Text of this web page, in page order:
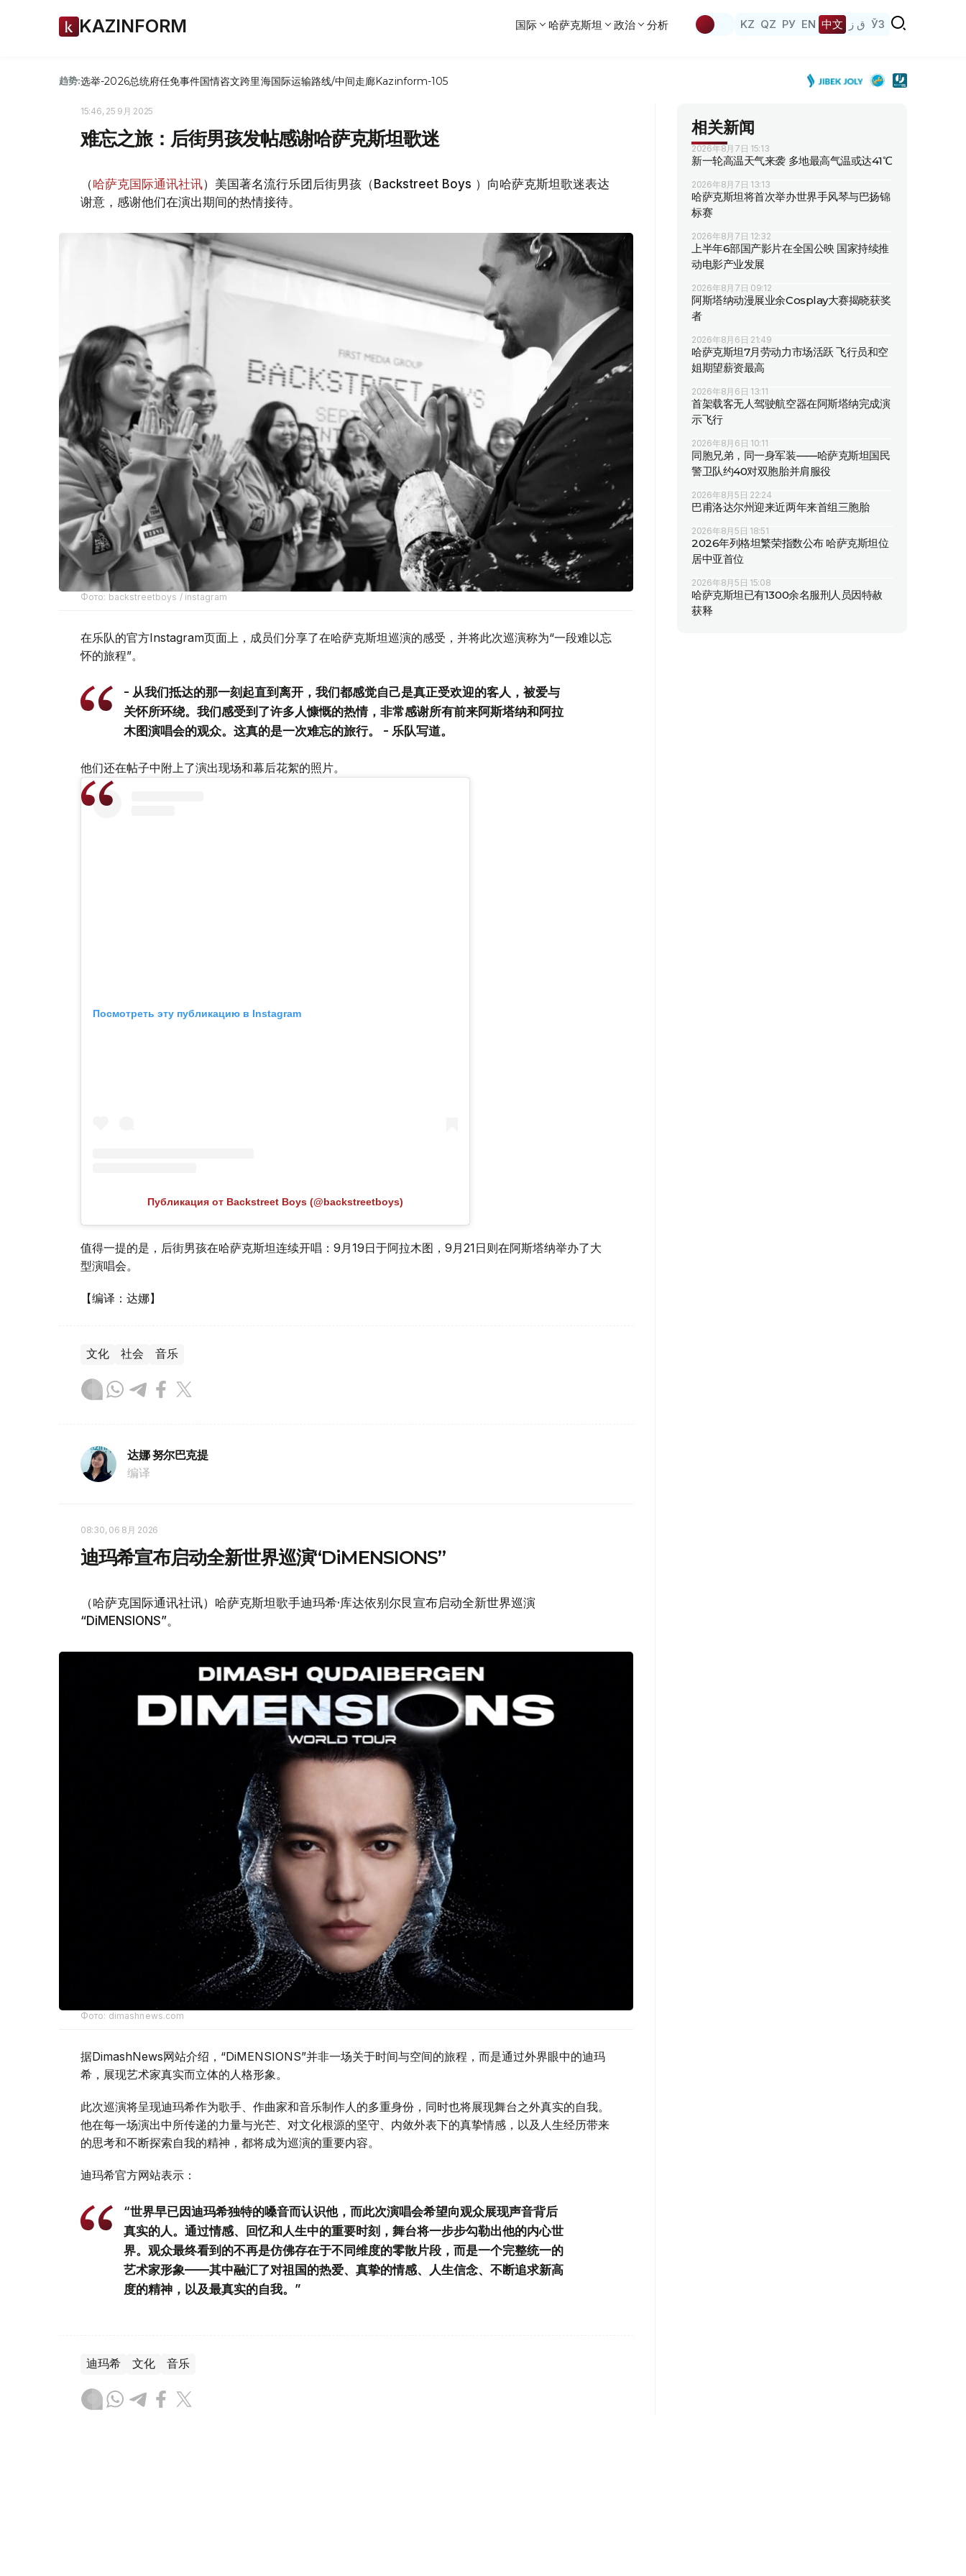
KAZINFORM 国际 哈萨克斯坦 政治 分析 KZ QZ РУ EN 中文 ق ز ЎЗ
趋势:选举-2026总统府任免事件国情咨文跨里海国际运输路线/中间走廊Kazinform-105
15:46, 25 9月 2025
难忘之旅：后街男孩发帖感谢哈萨克斯坦歌迷
（哈萨克国际通讯社讯）美国著名流行乐团后街男孩（Backstreet Boys ）向哈萨克斯坦歌迷表达
谢意，感谢他们在演出期间的热情接待。
Фото: backstreetboys / instagram
在乐队的官方Instagram页面上，成员们分享了在哈萨克斯坦巡演的感受，并将此次巡演称为“一段难以忘
怀的旅程”。
- 从我们抵达的那一刻起直到离开，我们都感觉自己是真正受欢迎的客人，被爱与
关怀所环绕。我们感受到了许多人慷慨的热情，非常感谢所有前来阿斯塔纳和阿拉
木图演唱会的观众。这真的是一次难忘的旅行。 - 乐队写道。
他们还在帖子中附上了演出现场和幕后花絮的照片。
Посмотреть эту публикацию в Instagram
Публикация от Backstreet Boys (@backstreetboys)
值得一提的是，后街男孩在哈萨克斯坦连续开唱：9月19日于阿拉木图，9月21日则在阿斯塔纳举办了大
型演唱会。
【编译：达娜】
文化 社会 音乐
达娜 努尔巴克提
编译
08:30, 06 8月 2026
迪玛希宣布启动全新世界巡演“DiMENSIONS”
（哈萨克国际通讯社讯）哈萨克斯坦歌手迪玛希·库达依别尔艮宣布启动全新世界巡演
“DiMENSIONS”。
Фото: dimashnews.com
据DimashNews网站介绍，“DiMENSIONS”并非一场关于时间与空间的旅程，而是通过外界眼中的迪玛
希，展现艺术家真实而立体的人格形象。
此次巡演将呈现迪玛希作为歌手、作曲家和音乐制作人的多重身份，同时也将展现舞台之外真实的自我。
他在每一场演出中所传递的力量与光芒、对文化根源的坚守、内敛外表下的真挚情感，以及人生经历带来
的思考和不断探索自我的精神，都将成为巡演的重要内容。
迪玛希官方网站表示：
“世界早已因迪玛希独特的嗓音而认识他，而此次演唱会希望向观众展现声音背后
真实的人。通过情感、回忆和人生中的重要时刻，舞台将一步步勾勒出他的内心世
界。观众最终看到的不再是仿佛存在于不同维度的零散片段，而是一个完整统一的
艺术家形象——其中融汇了对祖国的热爱、真挚的情感、人生信念、不断追求新高
度的精神，以及最真实的自我。”
迪玛希 文化 音乐
相关新闻
2026年8月7日 15:13
新一轮高温天气来袭 多地最高气温或达41℃
2026年8月7日 13:13
哈萨克斯坦将首次举办世界手风琴与巴扬锦
标赛
2026年8月7日 12:32
上半年6部国产影片在全国公映 国家持续推
动电影产业发展
2026年8月7日 09:12
阿斯塔纳动漫展业余Cosplay大赛揭晓获奖
者
2026年8月6日 21:49
哈萨克斯坦7月劳动力市场活跃 飞行员和空
姐期望薪资最高
2026年8月6日 13:11
首架载客无人驾驶航空器在阿斯塔纳完成演
示飞行
2026年8月6日 10:11
同胞兄弟，同一身军装——哈萨克斯坦国民
警卫队约40对双胞胎并肩服役
2026年8月5日 22:24
巴甫洛达尔州迎来近两年来首组三胞胎
2026年8月5日 18:51
2026年列格坦繁荣指数公布 哈萨克斯坦位
居中亚首位
2026年8月5日 15:08
哈萨克斯坦已有1300余名服刑人员因特赦
获释